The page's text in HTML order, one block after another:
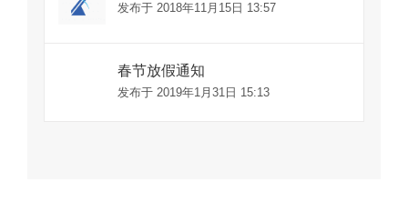
发布于 2018年11月15日 13:57
春节放假通知
发布于 2019年1月31日 15:13